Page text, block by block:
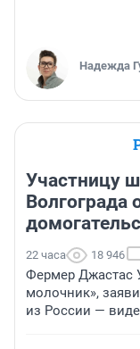
Надежда
Участницу
Волгограда
22 часа 18 946
Фермер Джастас
молочник»,
из России —